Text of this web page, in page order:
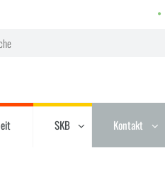
SKB Kontakt